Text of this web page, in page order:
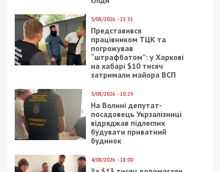
Досудове розслідування триває. Правоохоронці
встановлюють всі обставини злочину та
можливих інших співучасників.
Нагадаємо, раніше ми повідомляли про те, що у
Запоріжжі ректорат “Класичного приватного
університету”продав майже 3 тисячі фейкових
посвідчень аспірантів.
Facebook
Telegram
Twitter
WhatsApp
Viber
Email
Категории: Суспільство| Метки:корупція
посадовці
Рекламні блоки дають нам змогу
залишатися незалежними ЗМІ, а вам -
отримувати найсвіжіші новини під ними.